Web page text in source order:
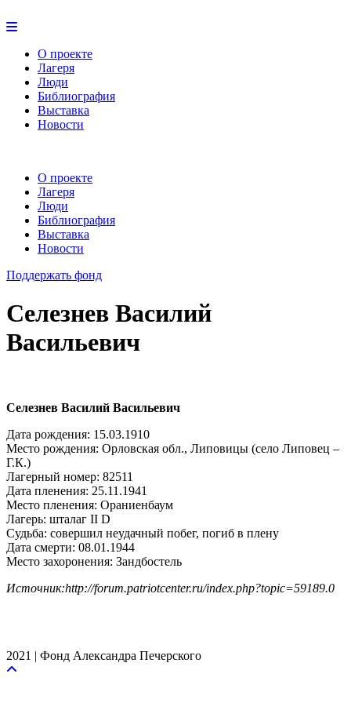
О проекте
Лагеря
Люди
Библиография
Выставка
Новости
О проекте
Лагеря
Люди
Библиография
Выставка
Новости
Поддержать фонд
Селезнев Василий
Васильевич
Селезнев Василий Васильевич
Дата рождения: 15.03.1910
Место рождения: Орловская обл., Липовицы (село Липовец –
Г.К.)
Лагерный номер: 82511
Дата пленения: 25.11.1941
Место пленения: Ораниенбаум
Лагерь: шталаг II D
Судьба: совершил неудачный побег, погиб в плену
Дата смерти: 08.01.1944
Место захоронения: Зандбостель
Источник:http://forum.patriotcenter.ru/index.php?topic=59189.0
2021 | Фонд Александра Печерского